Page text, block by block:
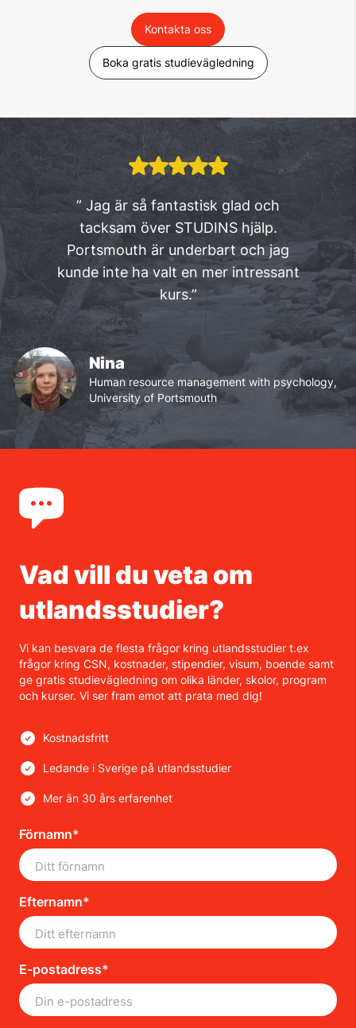
Kontakta oss
Boka gratis studievägledning
” Jag är så fantastisk glad och
tacksam över STUDINS hjälp.
Portsmouth är underbart och jag
kunde inte ha valt en mer intressant
kurs.”
Nina
Human resource management with psychology,
University of Portsmouth
Vad vill du veta om
utlandsstudier?
Vi kan besvara de flesta frågor kring utlandsstudier t.ex
frågor kring CSN, kostnader, stipendier, visum, boende samt
ge gratis studievägledning om olika länder, skolor, program
och kurser. Vi ser fram emot att prata med dig!
Kostnadsfritt
Ledande i Sverige på utlandsstudier
Mer än 30 års erfarenhet
Förnamn*
Efternamn*
E-postadress*